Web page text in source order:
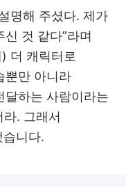
명해 주셨다. 제가
것 같다”라며
더 캐릭터로
뿐만 아니라
달하는 사람이라는
라. 그래서
습니다.